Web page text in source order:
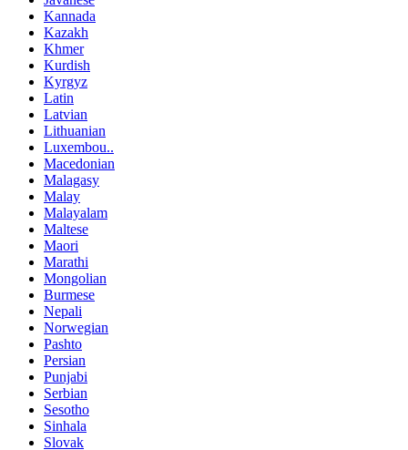
Kannada
Kazakh
Khmer
Kurdish
Kyrgyz
Latin
Latvian
Lithuanian
Luxembou..
Macedonian
Malagasy
Malay
Malayalam
Maltese
Maori
Marathi
Mongolian
Burmese
Nepali
Norwegian
Pashto
Persian
Punjabi
Serbian
Sesotho
Sinhala
Slovak